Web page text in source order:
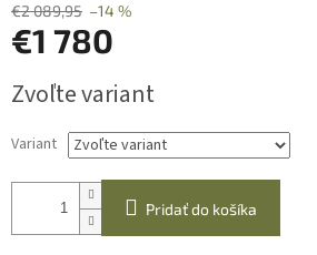
€2 089,95 –14 %
€1 780
cena:
Zvoľte variant
Variant
Pridať do košíka